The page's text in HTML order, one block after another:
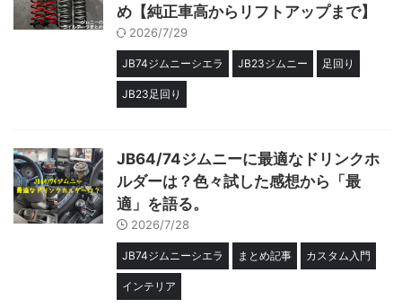
め【純正車高からリフトアップまで】
2026/7/29
JB74ジムニーシエラ JB23ジムニー 足回り
JB23足回り
JB64/74ジムニーに最適なドリンクホ
ルダーは？色々試した感想から「最
適」を語る。
2026/7/28
JB74ジムニーシエラ まとめ記事 カスタム入門
インテリア